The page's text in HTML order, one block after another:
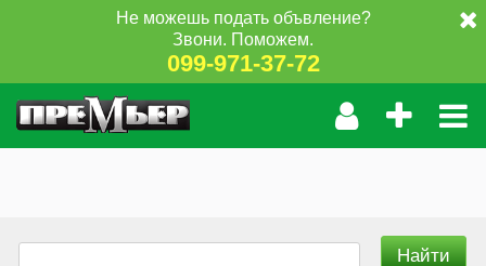
Не можешь подать объвление?
Звони. Поможем.
099-971-37-72